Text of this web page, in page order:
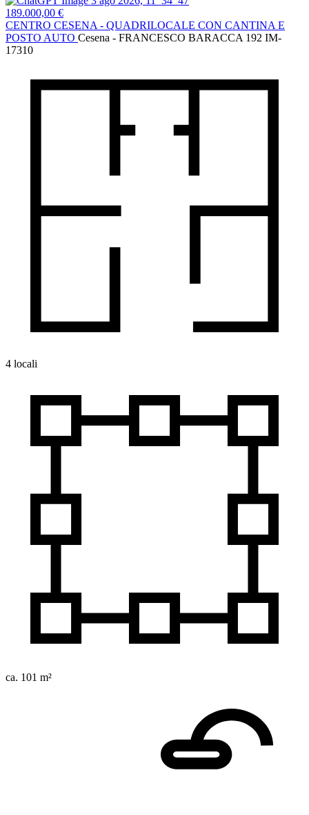
189.000,00 €
CENTRO CESENA - QUADRILOCALE CON CANTINA E
POSTO AUTO Cesena - FRANCESCO BARACCA 192 IM-
17310
4 locali
ca. 101 m²